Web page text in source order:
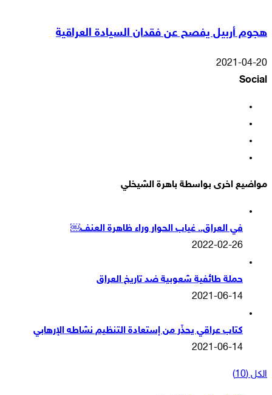
هجوم أربيل يفصح عن فقدان السيادة العراقية
2021-04-20
Social
مواضيع اخرى بواسطة باهرة الشيخلي
في العراق.. غياب الحوار وراء ظاهرة العنف￼
2022-02-26
حملة طائفية شعوبية ضد تاريخ العراق
2021-06-14
كتاب عراقي يحذّر من إستعادة التنظيم نشاطه الإرهابي
2021-06-14
الكل (10)